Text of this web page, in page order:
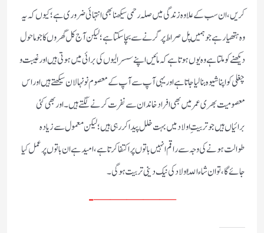
کریں، ان سب کے علاوہ زندگی میں صلہ رحمی سیکھنا بھی انتہائی ضروری ہے؛ کیوں کہ یہ
وہ ہتھیار ہے جو ہمیں پل صراط پر گرنے سے بچا سکتا ہے؛ لیکن آج کل گھروں کا جو ماحول
دیکھنے کو ملتا ہے وہ یوں ہوتا ہے کہ مائیں اپنے سسرالیوں کی برائی میں ہوتی ہیں اور غیبت و
چغلی کو اپنا شیوہ بنا لیا جاتا ہے اور یہی آپ سے آپ کے معصوم نو نہالان سیکھتے ہیں اور اس
معصومیت بھری عمر میں بھی افراد خاندان سے نفرت کرنے لگتے ہیں۔ اور بھی کئی
برائیاں ہیں جو تربیتِ اولاد میں بہت خلل پیدا کر رہی ہیں؛ لیکن معمول سے زیادہ
طوالت ہونے کی وجہ سے راقم انہیں باتوں پر اکتفا کرتا ہے، امید ہے ان باتوں پر عمل کیا
جائے گا، تو ان شاء اللّٰہ اولاد کی نیک دینی تربیت ہوگی۔
—————-